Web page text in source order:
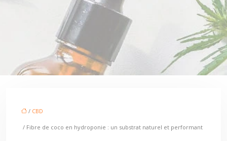
/ CBD
/ Fibre de coco en hydroponie : un substrat naturel et performant